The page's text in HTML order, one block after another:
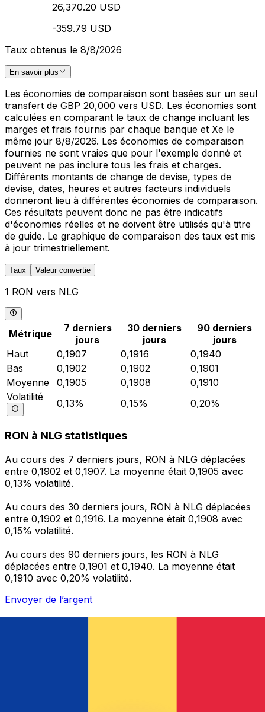
26,370.20 USD
-359.79 USD
Taux obtenus le 8/8/2026
En savoir plus
Les économies de comparaison sont basées sur un seul
transfert de GBP 20,000 vers USD. Les économies sont
calculées en comparant le taux de change incluant les
marges et frais fournis par chaque banque et Xe le
même jour 8/8/2026. Les économies de comparaison
fournies ne sont vraies que pour l'exemple donné et
peuvent ne pas inclure tous les frais et charges.
Différents montants de change de devise, types de
devise, dates, heures et autres facteurs individuels
donneront lieu à différentes économies de comparaison.
Ces résultats peuvent donc ne pas être indicatifs
d'économies réelles et ne doivent être utilisés qu'à titre
de guide. Le graphique de comparaison des taux est mis
à jour trimestriellement.
Taux Valeur convertie
1 RON vers NLG
Métrique
7 derniers
jours
30 derniers
jours
90 derniers
jours
Haut
0,1907 0,1916
0,1940
Bas
0,1902 0,1902
0,1901
Moyenne
0,1905 0,1908
0,1910
Volatilité
0,13% 0,15% 0,20%
RON à NLG statistiques
Au cours des 7 derniers jours, RON à NLG déplacées
entre 0,1902 et 0,1907. La moyenne était 0,1905 avec
0,13% volatilité.
Au cours des 30 derniers jours, RON à NLG déplacées
entre 0,1902 et 0,1916. La moyenne était 0,1908 avec
0,15% volatilité.
Au cours des 90 derniers jours, les RON à NLG
déplacées entre 0,1901 et 0,1940. La moyenne était
0,1910 avec 0,20% volatilité.
Envoyer de l’argent